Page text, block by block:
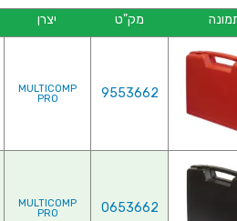
מק"ט יצרן
9553662
MULTICOMP
PRO
0653662
MULTICOMP
PRO